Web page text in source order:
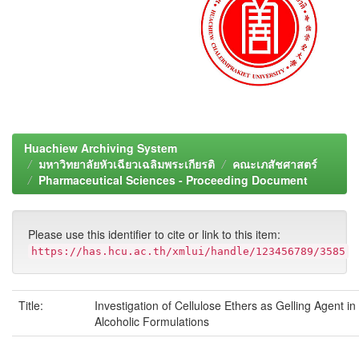
Huachiew Archiving System
มหาวิทยาลัยหัวเฉียวเฉลิมพระเกียรติ
คณะเภสัชศาสตร์
Pharmaceutical Sciences - Proceeding Document
Please use this identifier to cite or link to this item:
https://has.hcu.ac.th/xmlui/handle/123456789/3585
Title:
Investigation of Cellulose Ethers as Gelling Agent in
Alcoholic Formulations